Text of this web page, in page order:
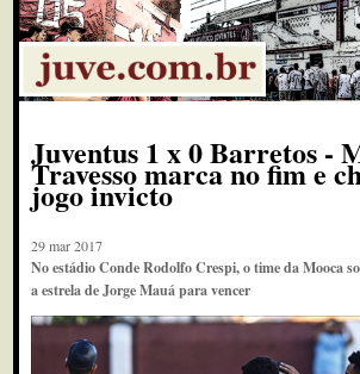
Juventus 1 x 0 Barretos -
Travesso marca no fim e
jogo invicto
29 mar 2017
No estádio Conde Rodolfo Crespi, o time da Mooca
a estrela de Jorge Mauá para vencer